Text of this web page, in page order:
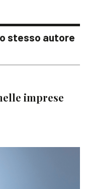
stesso autore
imprese